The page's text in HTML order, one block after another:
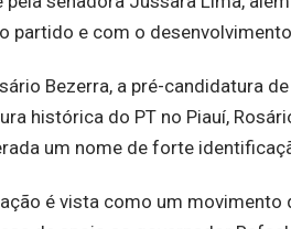
partido e com o
Bezerra, a pré-candidatura
histórica do PT no Piauí,
um nome de forte
é vista como um